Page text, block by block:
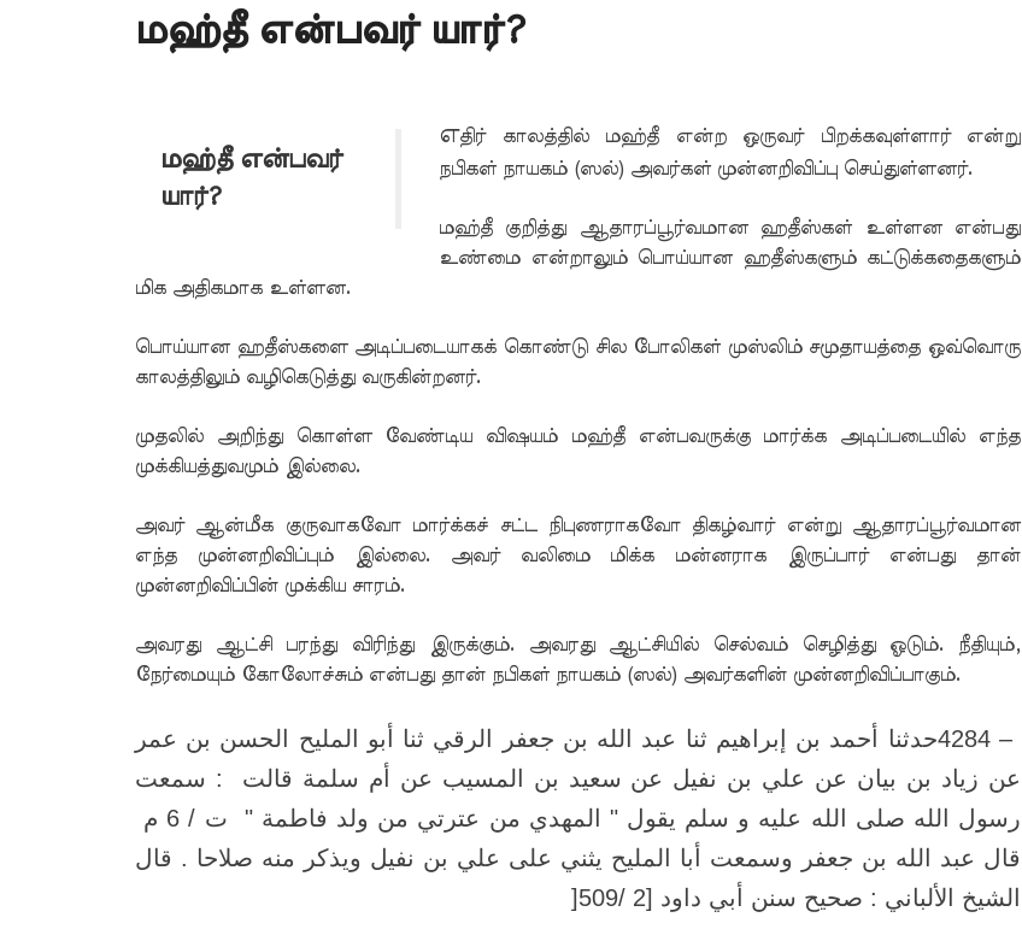
மஹ்தீ என்பவர் யார்?
மஹ்தீ என்பவர்
யார்?
எதிர் காலத்தில் மஹ்தீ என்ற ஒருவர் பிறக்கவுள்ளார் என்று
நபிகள் நாயகம் (ஸல்) அவர்கள் முன்னறிவிப்பு செய்துள்ளனர்.
மஹ்தீ குறித்து ஆதாரப்பூர்வமான ஹதீஸ்கள் உள்ளன என்பது
உண்மை என்றாலும் பொய்யான ஹதீஸ்களும் கட்டுக்கதைகளும்
மிக அதிகமாக உள்ளன.
பொய்யான ஹதீஸ்களை அடிப்படையாகக் கொண்டு சில போலிகள் முஸ்லிம் சமுதாயத்தை ஒவ்வொரு
காலத்திலும் வழிகெடுத்து வருகின்றனர்.
முதலில் அறிந்து கொள்ள வேண்டிய விஷயம் மஹ்தீ என்பவருக்கு மார்க்க அடிப்படையில் எந்த
முக்கியத்துவமும் இல்லை.
அவர் ஆன்மீக குருவாகவோ மார்க்கச் சட்ட நிபுணராகவோ திகழ்வார் என்று ஆதாரப்பூர்வமான
எந்த முன்னறிவிப்பும் இல்லை. அவர் வலிமை மிக்க மன்னராக இருப்பார் என்பது தான்
முன்னறிவிப்பின் முக்கிய சாரம்.
அவரது ஆட்சி பரந்து விரிந்து இருக்கும். அவரது ஆட்சியில் செல்வம் செழித்து ஓடும். நீதியும்,
நேர்மையும் கோலோச்சும் என்பது தான் நபிகள் நாயகம் (ஸல்) அவர்களின் முன்னறிவிப்பாகும்.
4284 –حدثنا أحمد بن إبراهيم ثنا عبد الله بن جعفر الرقي ثنا أبو المليح الحسن بن عمر
عن زياد بن بيان عن علي بن نفيل عن سعيد بن المسيب عن أم سلمة قالت : سمعت
رسول الله صلى الله عليه و سلم يقول " المهدي من عترتي من ولد فاطمة " ت / 6 م
قال عبد الله بن جعفر وسمعت أبا المليح يثني على علي بن نفيل ويذكر منه صلاحا . قال
الشيخ الألباني : صحيح سنن أبي داود [2 /509
]